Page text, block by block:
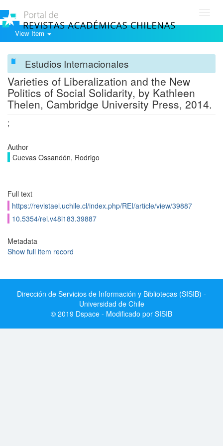
View Item
Estudios Internacionales
Varieties of Liberalization and the New
Politics of Social Solidarity, by Kathleen
Thelen, Cambridge University Press, 2014.
;
Author
Cuevas Ossandón, Rodrigo
Full text
https://revistaei.uchile.cl/index.php/REI/article/view/39887
10.5354/rei.v48i183.39887
Metadata
Show full item record
Dirección de Servicios de Información y Bibliotecas (SISIB) -
Universidad de Chile
© 2019 Dspace - Modificado por SISIB